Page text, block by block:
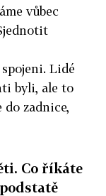
vůbec
Lidé
byli, ale to
do zadnice,
Co říkáte